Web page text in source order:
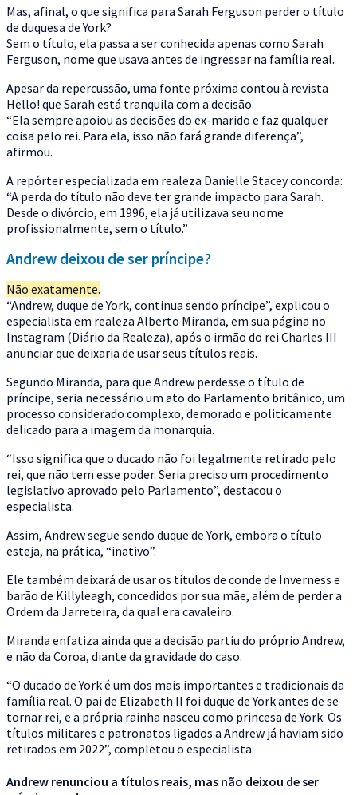
Mas, afinal, o que significa para Sarah Ferguson perder o título
de duquesa de York?
Sem o título, ela passa a ser conhecida apenas como Sarah
Ferguson, nome que usava antes de ingressar na família real.
Apesar da repercussão, uma fonte próxima contou à revista
Hello! que Sarah está tranquila com a decisão.
“Ela sempre apoiou as decisões do ex-marido e faz qualquer
coisa pelo rei. Para ela, isso não fará grande diferença”,
afirmou.
A repórter especializada em realeza Danielle Stacey concorda:
“A perda do título não deve ter grande impacto para Sarah.
Desde o divórcio, em 1996, ela já utilizava seu nome
profissionalmente, sem o título.”
Andrew deixou de ser príncipe?
Não exatamente.
“Andrew, duque de York, continua sendo príncipe”, explicou o
especialista em realeza Alberto Miranda, em sua página no
Instagram (Diário da Realeza), após o irmão do rei Charles III
anunciar que deixaria de usar seus títulos reais.
Segundo Miranda, para que Andrew perdesse o título de
príncipe, seria necessário um ato do Parlamento britânico, um
processo considerado complexo, demorado e politicamente
delicado para a imagem da monarquia.
“Isso significa que o ducado não foi legalmente retirado pelo
rei, que não tem esse poder. Seria preciso um procedimento
legislativo aprovado pelo Parlamento”, destacou o
especialista.
Assim, Andrew segue sendo duque de York, embora o título
esteja, na prática, “inativo”.
Ele também deixará de usar os títulos de conde de Inverness e
barão de Killyleagh, concedidos por sua mãe, além de perder a
Ordem da Jarreteira, da qual era cavaleiro.
Miranda enfatiza ainda que a decisão partiu do próprio Andrew,
e não da Coroa, diante da gravidade do caso.
“O ducado de York é um dos mais importantes e tradicionais da
família real. O pai de Elizabeth II foi duque de York antes de se
tornar rei, e a própria rainha nasceu como princesa de York. Os
títulos militares e patronatos ligados a Andrew já haviam sido
retirados em 2022”, completou o especialista.
Andrew renunciou a títulos reais, mas não deixou de ser